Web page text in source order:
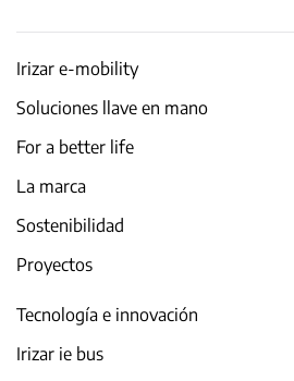
Irizar e-mobility
Soluciones llave en mano
For a better life
La marca
Sostenibilidad
Proyectos
Tecnología e innovación
Irizar ie bus